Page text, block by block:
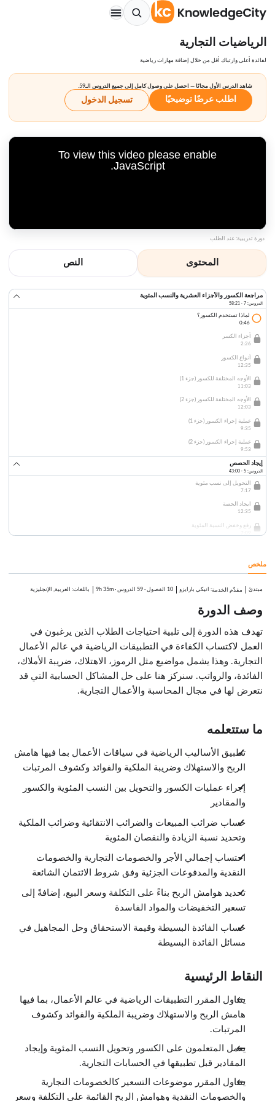
الرياضيات التجارية
لفائدة أعلى وارتباك أقل من خلال إضافة مهارات رياضية
شاهد الدرس الأول مجانًا — احصل على وصول كامل إلى جميع الدروس الـ59.
اطلب عرضًا توضيحيًا تسجيل الدخول
To view this video please enable
JavaScript.
دورة تدريبية: عند الطلب
المحتوى النص
مراجعة الكسور والأجزاء العشرية والنسب المئوية
الدروس: 7 · 58:21
لماذا تستخدم الكسور؟
0:46
أجزاء الكسر
2:26
أنواع الكسور
12:35
الأوجه المختلفة للكسور (جزء 1)
11:03
الأوجه المختلفة للكسور (جزء 2)
12:03
عملية إجراء الكسور (جزء 1)
9:35
عملية إجراء الكسور (جزء 2)
9:53
إيجاد الحصص
الدروس: 5 · 43:00
التحويل إلى نسب مئوية
7:17
ايجاد الحصة
12:35
رفع وخفض النسبة المئوية
المبيعات، الرسوم والضرائب العقارية (جزء 2)
8:16
الرواتب
احتساب الراتب الإجمالي (جزء 1)
8:44
احتساب الراتب الإجمالي (جزء 2)
احتساب الراتب الإجمالي (جزء 3)
9:48
الفصل الرابع : الرياضيات لعقود الشراء بناء على فوب، COD، الملحقات والمعايير الكمية
الدروس: 7 · 67:30
الخصومات التجارية (جزء 1)
مصطلح الخصوم النقدية
شروط الائتمان المشتركة (جزء 1)
7:53
10:34
شروط الائتمان المشتركة (جزء 3)
10:33
الدفعات الجزئية
8:04
رياضيات البيع
شروط البيع وهوامش الربح على أساس التكلفة (جزء 1)
10:57
9:27
هوامش الربح على أساس سعر البيع (جزء 2)
11:23
خفض الأسعار والمواد سريعة العطب
الدروس: 7 · 81:03
احتساب الفائدة البسيطة وقيمة الاستحقاق (جزء 1)
احتساب الفائدة البسيطة وقيمة الاستحقاق (جزء 2)
12:28
إيجاد المجهول في الفائدة البسيطة
عمل مذكرات دفع جزئية
الكمبيالات ومذكرات الخصم البسيط (جزء 1)
8:26
ملخص
مبتدئ مقدِّم الخدمة: انيكي بارايزو 10 الفصول · 59 الدروس ·
9h 35m باللغات: العربية, الإنجليزية
وصف الدورة
تهدف هذه الدورة إلى تلبية احتياجات الطلاب الذين يرغبون في
العمل لاكتساب الكفاءة في التطبيقات الرياضية في عالم الأعمال
التجارية. وهذا يشمل مواضيع مثل الرموز، الاهتلاك، ضريبة الأملاك،
الفائدة، والرواتب. سنركز هنا على حل المشاكل الحسابية التي قد
نتعرض لها في مجال المحاسبة والأعمال التجارية.
ما ستتعلمه
تطبيق الأساليب الرياضية في سياقات الأعمال بما فيها هامش
الربح والاستهلاك وضريبة الملكية والفوائد وكشوف المرتبات
إجراء عمليات الكسور والتحويل بين النسب المئوية والكسور
والمقادير
حساب ضرائب المبيعات والضرائب الانتقائية وضرائب الملكية
وتحديد نسبة الزيادة والنقصان المئوية
احتساب إجمالي الأجر والخصومات التجارية والخصومات
النقدية والمدفوعات الجزئية وفق شروط الائتمان الشائعة
تحديد هوامش الربح بناءً على التكلفة وسعر البيع، إضافةً إلى
تسعير التخفيضات والمواد الفاسدة
حساب الفائدة البسيطة وقيمة الاستحقاق وحل المجاهيل في
مسائل الفائدة البسيطة
النقاط الرئيسية
يتناول المقرر التطبيقات الرياضية في عالم الأعمال، بما فيها
هامش الربح والاستهلاك وضريبة الملكية والفوائد وكشوف
المرتبات.
يعمل المتعلمون على الكسور وتحويل النسب المئوية وإيجاد
المقادير قبل تطبيقها في الحسابات التجارية.
يتناول المقرر موضوعات التسعير كالخصومات التجارية
والخصومات النقدية وهوامش الربح القائمة على التكلفة وسعر